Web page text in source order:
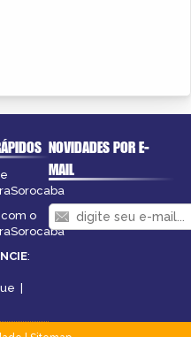
o
:
|
NOVIDADES POR E-
MAIL